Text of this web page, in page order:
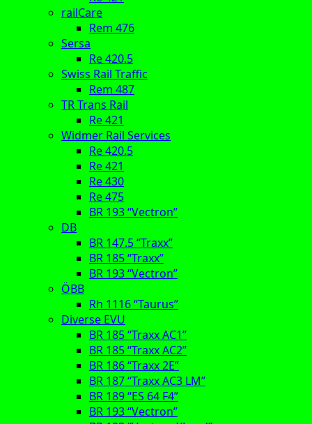
railCare
Rem 476
Sersa
Re 420.5
Swiss Rail Traffic
Rem 487
TR Trans Rail
Re 421
Widmer Rail Services
Re 420.5
Re 421
Re 430
Re 475
BR 193 “Vectron”
DB
BR 147.5 “Traxx”
BR 185 “Traxx”
BR 193 “Vectron”
ÖBB
Rh 1116 “Taurus”
Diverse EVU
BR 185 “Traxx AC1”
BR 185 “Traxx AC2”
BR 186 “Traxx 2E”
BR 187 “Traxx AC3 LM”
BR 189 “ES 64 F4”
BR 193 “Vectron”